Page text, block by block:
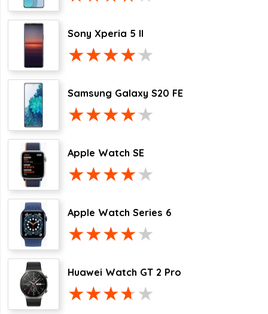
Sony Xperia 5 II
Samsung Galaxy S20 FE
Apple Watch SE
Apple Watch Series 6
Huawei Watch GT 2 Pro